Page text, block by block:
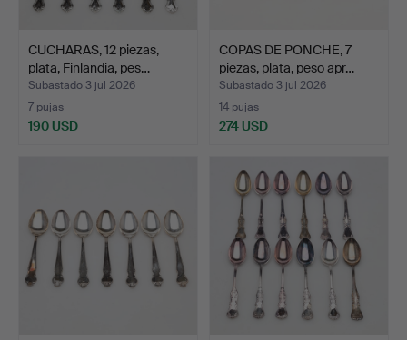
CUCHARAS, 12 piezas,
plata, Finlandia, pes…
Subastado 3 jul 2026
7 pujas
190 USD
COPAS DE PONCHE, 7
piezas, plata, peso apr…
Subastado 3 jul 2026
14 pujas
274 USD